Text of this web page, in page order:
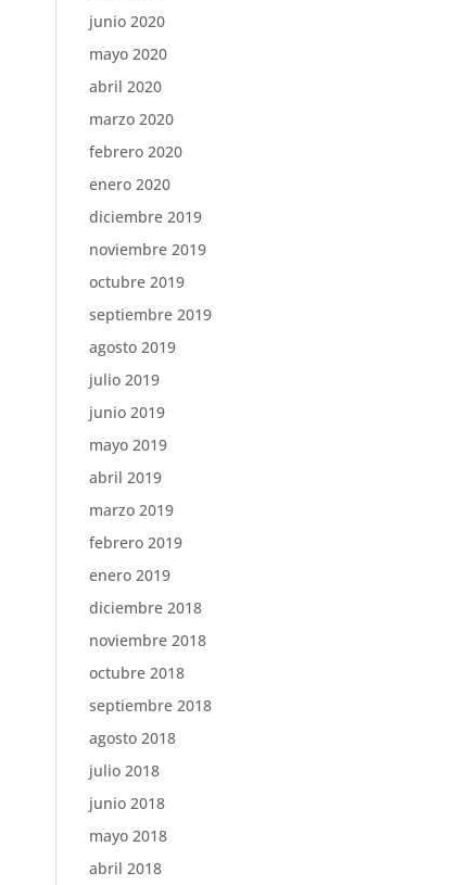
junio 2020
mayo 2020
abril 2020
marzo 2020
febrero 2020
enero 2020
diciembre 2019
noviembre 2019
octubre 2019
septiembre 2019
agosto 2019
julio 2019
junio 2019
mayo 2019
abril 2019
marzo 2019
febrero 2019
enero 2019
diciembre 2018
noviembre 2018
octubre 2018
septiembre 2018
agosto 2018
julio 2018
junio 2018
mayo 2018
abril 2018